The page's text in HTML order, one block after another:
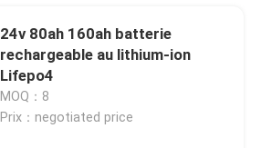
24v 80ah 160ah batterie
rechargeable au lithium-ion
Lifepo4
MOQ：8
Prix：negotiated price